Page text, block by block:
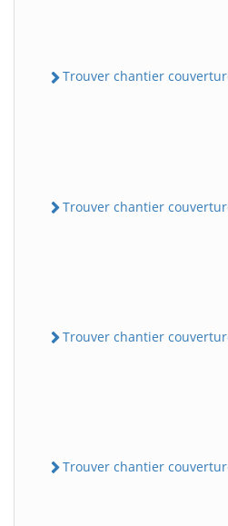
Trouver chantier
Trouver chantier
Trouver chantier
Trouver chantier